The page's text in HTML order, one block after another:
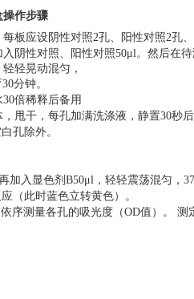
操作步骤
板应设阴性对照2孔、阳性对照2孔
阴性对照、阳性对照50μl。然后在
轻晃动混匀，
30分钟。
倍稀释后备用
甩干，每孔加满洗涤液，静置30秒
孔除外。
加入显色剂B50μl，轻轻震荡混匀，
（此时蓝色立转黄色）。
序测量各孔的吸光度（OD值）。